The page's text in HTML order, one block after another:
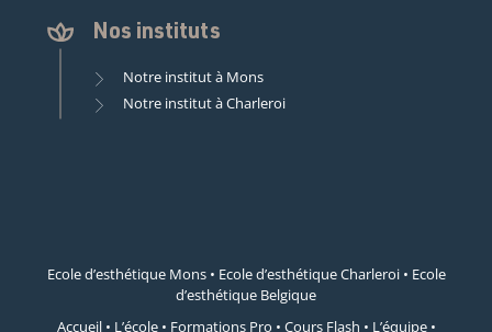
Nos instituts
Notre institut à Mons
Notre institut à Charleroi
Ecole d’esthétique Mons • Ecole d’esthétique Charleroi • Ecole
d’esthétique Belgique
Accueil • L’école • Formations Pro • Cours Flash • L’équipe •